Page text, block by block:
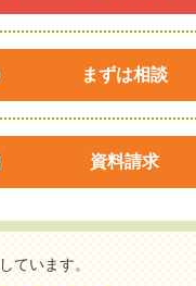
まずは相談
資料請求
ています。